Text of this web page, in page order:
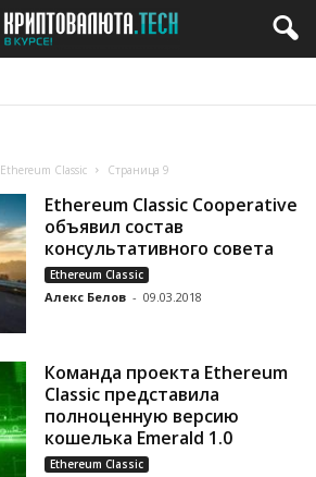
Ethereum Classic Страница 9
Ethereum Classic Cooperative
объявил состав
консультативного совета
Ethereum Classic
Алекс Белов - 09.03.2018
Команда проекта Ethereum
Classic представила
полноценную версию
кошелька Emerald 1.0
Ethereum Classic